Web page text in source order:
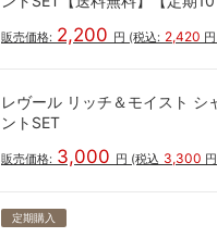
販売価格: 2,200 円 (税込: 2,420 円
レヴール リッチ＆モイスト シ
ントSET
販売価格: 3,000 円 (税込 3,300 円
定期購入